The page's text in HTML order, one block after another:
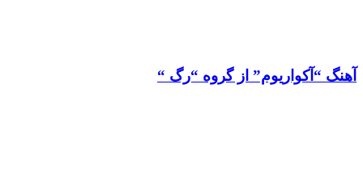
آهنگ “آکواریوم” از گروه “رگ “